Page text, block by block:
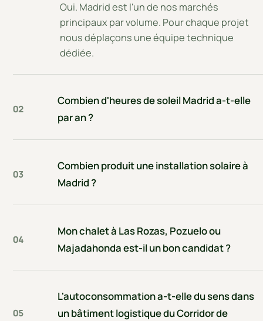
Oui. Madrid est l'un de nos marchés
principaux par volume. Pour chaque projet
nous déplaçons une équipe technique
dédiée.
02
Combien d'heures de soleil Madrid a-t-elle
par an ?
03
Combien produit une installation solaire à
Madrid ?
04
Mon chalet à Las Rozas, Pozuelo ou
Majadahonda est-il un bon candidat ?
05
L'autoconsommation a-t-elle du sens dans
un bâtiment logistique du Corridor de